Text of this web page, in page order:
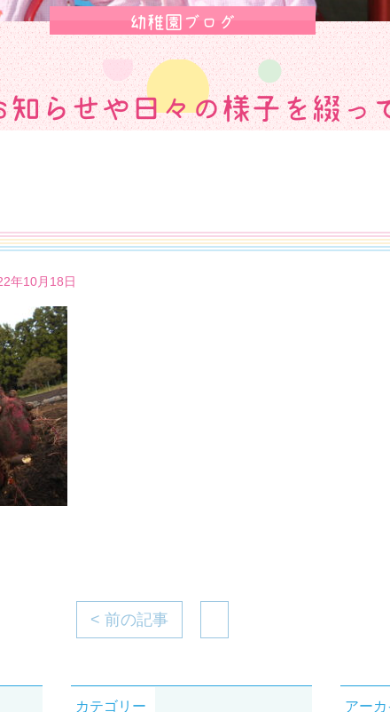
幼稚園ブログ
知らせや日々の様子を綴っ
年10月18日
< 前の記事
カテゴリー アー